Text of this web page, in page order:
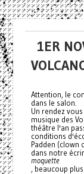
1ER
Attention, le
dans le salon.
Un rendez
musique des
théâtre l'an
conditions
Padden (clown
dans notre
moquette
, beaucoup